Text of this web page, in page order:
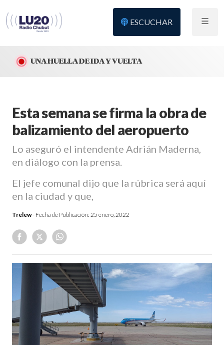
ESCUCHAR
UNA HUELLA DE IDA Y VUELTA
Esta semana se firma la obra de
balizamiento del aeropuerto
Lo aseguró el intendente Adrián Maderna,
en diálogo con la prensa.
El jefe comunal dijo que la rúbrica será aquí
en la ciudad y que,
Trelew- Fecha de Publicación: 25 enero, 2022